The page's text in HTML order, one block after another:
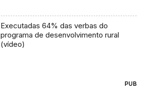
Executadas 64% das verbas do
programa de desenvolvimento rural
(vídeo)
PUB